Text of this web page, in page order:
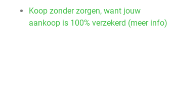
Koop zonder zorgen, want jouw
aankoop is 100% verzekerd (meer info)